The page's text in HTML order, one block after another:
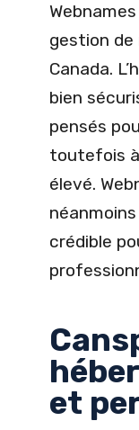
gestion de
Canada.
bien
pensés
toutefois
élevé.
crédible
et